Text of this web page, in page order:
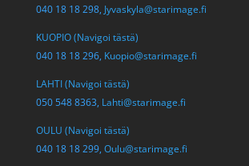
040 18 18 298, Jyvaskyla@starimage.fi
KUOPIO (Navigoi tästä)
040 18 18 296, Kuopio@starimage.fi
LAHTI (Navigoi tästä)
050 548 8363, Lahti@starimage.fi
OULU (Navigoi tästä)
040 18 18 299, Oulu@starimage.fi